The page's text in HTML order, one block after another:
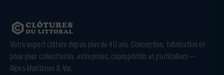
Votre expert clôture depuis plus de 40 ans. Conception, fabrication et
pose pour collectivités, entreprises, copropriétés et particuliers —
Alpes-Maritimes & Var.